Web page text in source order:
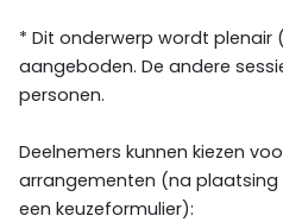
* Dit onderwerp wordt plenair
aangeboden. De andere
personen.
Deelnemers kunnen kiezen
arrangementen (na
een keuzeformulier):